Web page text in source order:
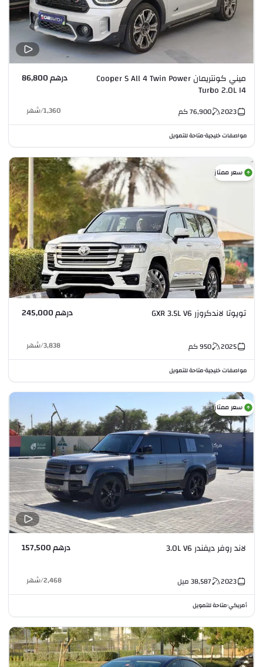
ميني كونتريمان Cooper S All 4 Twin Power
Turbo 2.0L I4
درهم 86,800
2023
76,900كم 1,360
/شهر
مواصفات خليجية•متاحة للتمويل
سعر ممتاز
تويوتا لاندكروزر GXR 3.5L V6 درهم 245,000
2025
950كم 3,838
/شهر
مواصفات خليجية•متاحة للتمويل
سعر ممتاز
لاند روفر ديفندر 3.0L V6 درهم 157,500
2023
38,587 ميل 2,468
/شهر
أمريكي•متاحة للتمويل